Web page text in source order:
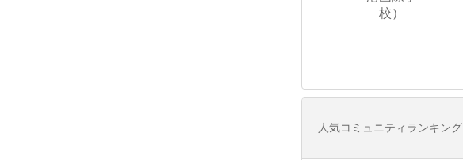
校）
人気コミュニティランキング